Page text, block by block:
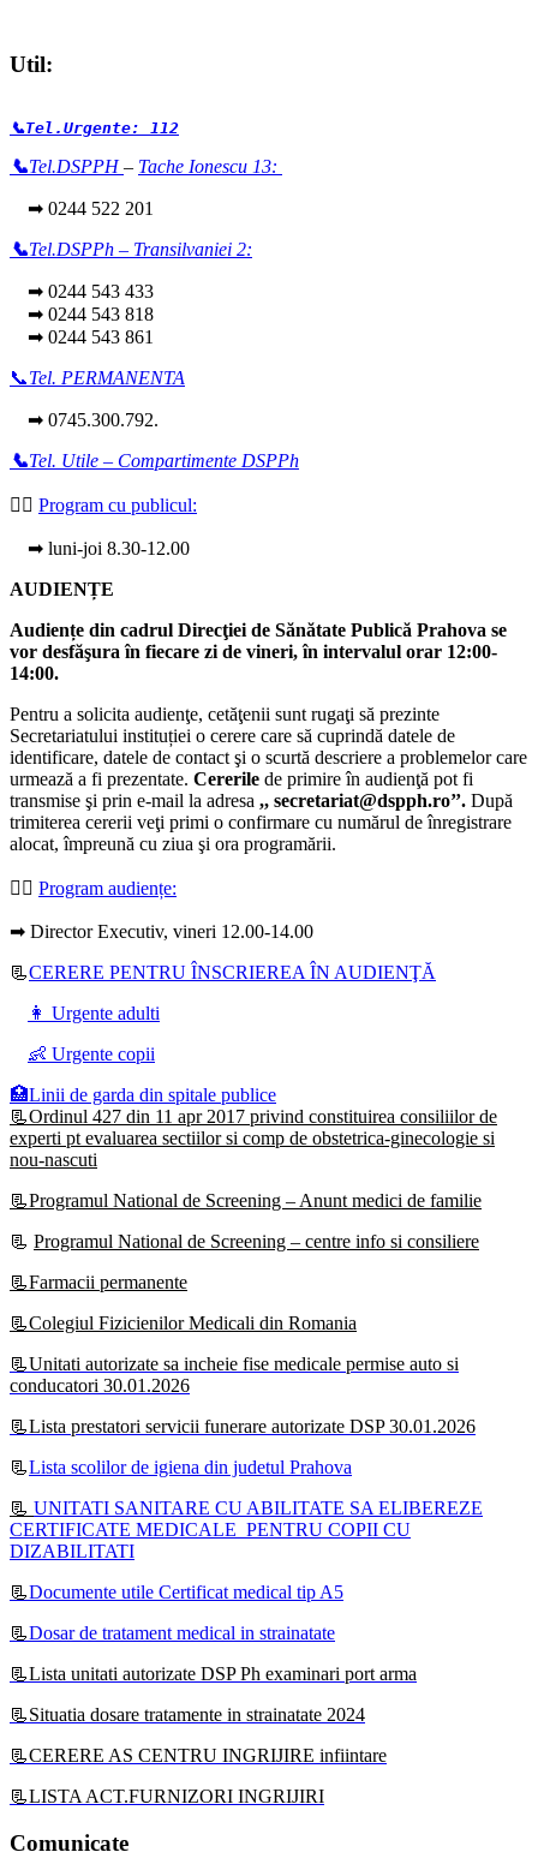
Util:
📞Tel.Urgente: 112
📞Tel.DSPPH– Tache Ionescu 13:
➡ 0244 522 201
📞Tel.DSPPh – Transilvaniei 2:
➡ 0244 543 433
➡ 0244 543 818
➡ 0244 543 861
📞Tel. PERMANENTA
➡ 0745.300.792.
📞Tel. Utile – Compartimente DSPPh
👩‍⚕️ Program cu publicul:
➡ luni-joi 8.30-12.00
AUDIENȚE
Audiențe din cadrul Direcţiei de Sănătate Publică Prahova se
vor desfăşura în fiecare zi de vineri, în intervalul orar 12:00-
14:00.
Pentru a solicita audienţe, cetăţenii sunt rugaţi să prezinte
Secretariatului instituției o cerere care să cuprindă datele de
identificare, datele de contact şi o scurtă descriere a problemelor care
urmează a fi prezentate. Cererile de primire în audienţă pot fi
transmise şi prin e-mail la adresa ,, secretariat@dspph.ro’’. După
trimiterea cererii veţi primi o confirmare cu numărul de înregistrare
alocat, împreună cu ziua şi ora programării.
👩‍⚕️ Program audiențe:
➡ Director Executiv, vineri 12.00-14.00
📃CERERE PENTRU ÎNSCRIEREA ÎN AUDIENŢĂ
👩 Urgente adulti
👶 Urgente copii
🏥Linii de garda din spitale publice
📃Ordinul 427 din 11 apr 2017 privind constituirea consiliilor de
experti pt evaluarea sectiilor si comp de obstetrica-ginecologie si
nou-nascuti
📃Programul National de Screening – Anunt medici de familie
📃 Programul National de Screening – centre info si consiliere
📃Farmacii permanente
📃Colegiul Fizicienilor Medicali din Romania
📃Unitati autorizate sa incheie fise medicale permise auto si
conducatori 30.01.2026
📃Lista prestatori servicii funerare autorizate DSP 30.01.2026
📃Lista scolilor de igiena din judetul Prahova
📃 UNITATI SANITARE CU ABILITATE SA ELIBEREZE
CERTIFICATE MEDICALE PENTRU COPII CU
DIZABILITATI
📃Documente utile Certificat medical tip A5
📃Dosar de tratament medical in strainatate
📃Lista unitati autorizate DSP Ph examinari port arma
📃Situatia dosare tratamente in strainatate 2024
📃CERERE AS CENTRU INGRIJIRE infiintare
📃LISTA ACT.FURNIZORI INGRIJIRI
Comunicate